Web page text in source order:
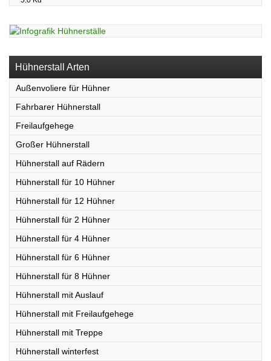
Hühnerstall Arten
Außenvoliere für Hühner
Fahrbarer Hühnerstall
Freilaufgehege
Großer Hühnerstall
Hühnerstall auf Rädern
Hühnerstall für 10 Hühner
Hühnerstall für 12 Hühner
Hühnerstall für 2 Hühner
Hühnerstall für 4 Hühner
Hühnerstall für 6 Hühner
Hühnerstall für 8 Hühner
Hühnerstall mit Auslauf
Hühnerstall mit Freilaufgehege
Hühnerstall mit Treppe
Hühnerstall winterfest